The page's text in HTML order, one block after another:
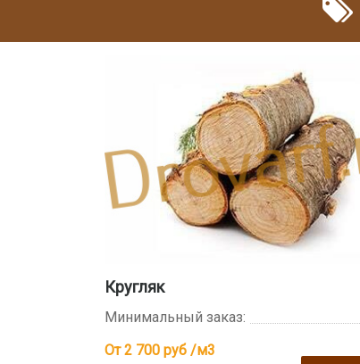
Кругляк
Минимальный заказ:
От 2 700 руб /м3